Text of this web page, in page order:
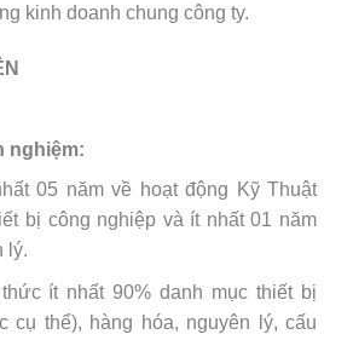
kinh doanh chung công ty.
nghiệm:
05 năm về hoạt động Kỹ Thuật
bị công nghiệp và ít nhất 01 năm
lý.
ít nhất 90% danh mục thiết bị
cụ thể), hàng hóa, nguyên lý, cấu